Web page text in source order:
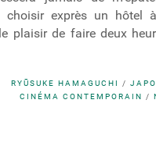
choisir exprès un hôtel
plaisir de faire deux
RYŪSUKE HAMAGUCHI /
CINÉMA CONTEMPORAIN /